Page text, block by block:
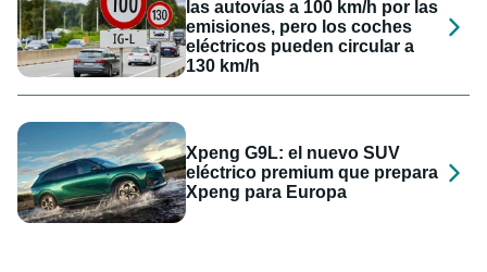
las autovías a 100 km/h por las
emisiones, pero los coches
eléctricos pueden circular a
130 km/h
Xpeng G9L: el nuevo SUV
eléctrico premium que prepara
Xpeng para Europa